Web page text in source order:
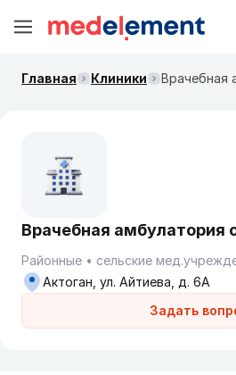
Главная Клиники
Врачебная амбулатория
Районные сельские
Задать
Актоган, ул. Айтиева, д. 6А